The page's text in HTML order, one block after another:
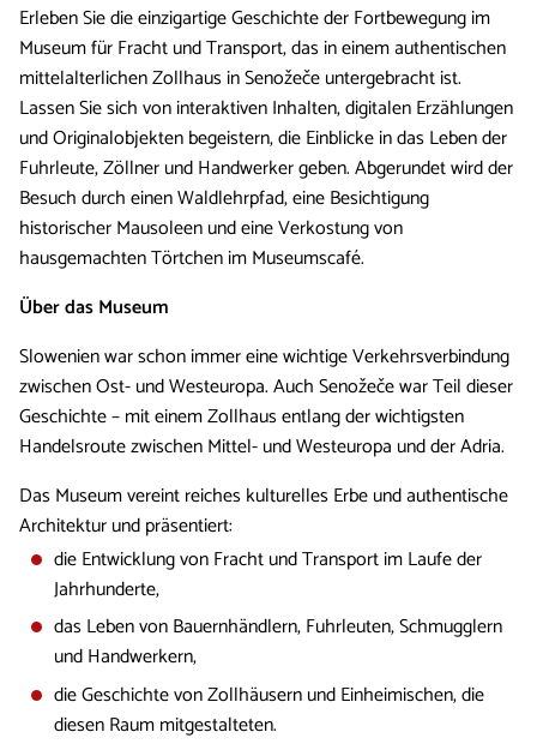
Erleben Sie die einzigartige Geschichte der Fortbewegung im
Museum für Fracht und Transport, das in einem authentischen
mittelalterlichen Zollhaus in Senožeče untergebracht ist.
Lassen Sie sich von interaktiven Inhalten, digitalen Erzählungen
und Originalobjekten begeistern, die Einblicke in das Leben der
Fuhrleute, Zöllner und Handwerker geben. Abgerundet wird der
Besuch durch einen Waldlehrpfad, eine Besichtigung
historischer Mausoleen und eine Verkostung von
hausgemachten Törtchen im Museumscafé.
Über das Museum
Slowenien war schon immer eine wichtige Verkehrsverbindung
zwischen Ost- und Westeuropa. Auch Senožeče war Teil dieser
Geschichte – mit einem Zollhaus entlang der wichtigsten
Handelsroute zwischen Mittel- und Westeuropa und der Adria.
Das Museum vereint reiches kulturelles Erbe und authentische
Architektur und präsentiert:
die Entwicklung von Fracht und Transport im Laufe der
Jahrhunderte,
das Leben von Bauernhändlern, Fuhrleuten, Schmugglern
und Handwerkern,
die Geschichte von Zollhäusern und Einheimischen, die
diesen Raum mitgestalteten.